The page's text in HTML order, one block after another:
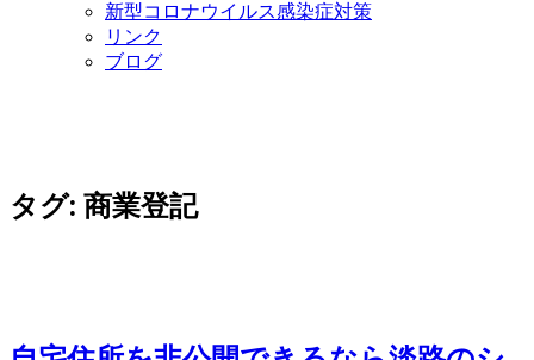
新型コロナウイルス感染症対策
リンク
ブログ
タグ: 商業登記